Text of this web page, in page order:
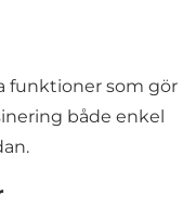
funktioner som gör
både enkel